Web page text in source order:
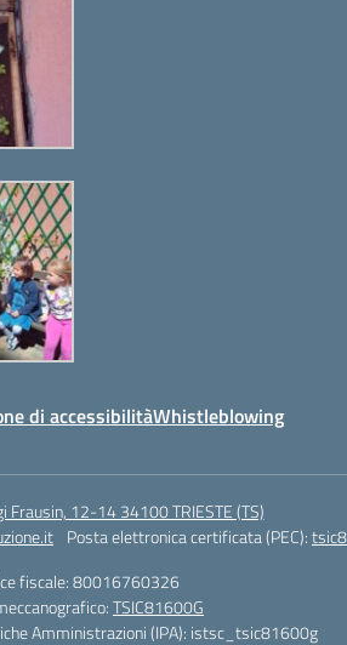
di accessibilitàWhistleblowing
Frausin, 12-14 34100 TRIESTE (TS)
Posta elettronica certificata (PEC):
fiscale: 80016760326
TSIC81600G
Amministrazioni (IPA): istsc_tsic81600g